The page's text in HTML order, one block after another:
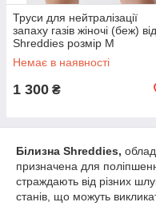
привабливий зовнішній
Для Будь-Якого
активних людей,
дискомфорт через
Довговічність і
переться і зберігає
Труси для нейтралізації
запаху газів жіночі (беж) від
Shreddies розмір М
Немає в наявності
1 300 ₴
Білизна Shreddies,
призначена для
страждають від різних
станів, що можуть